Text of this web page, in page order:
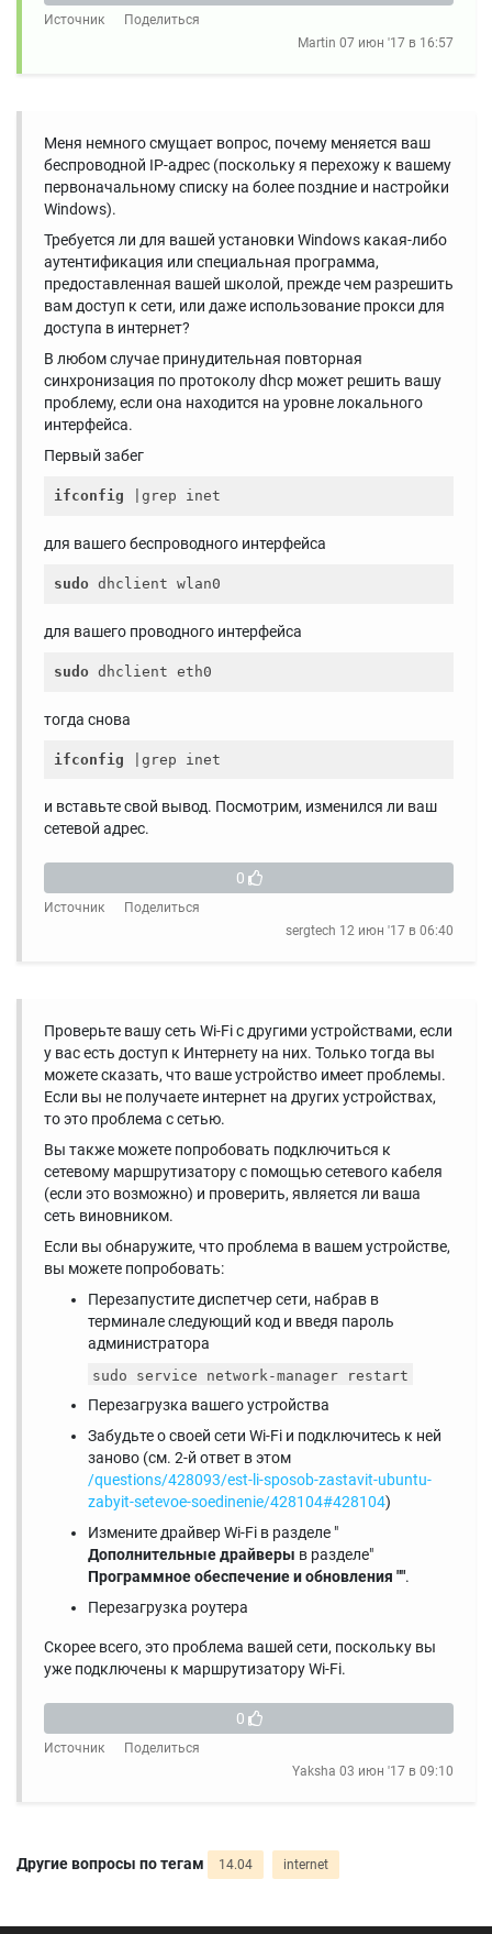
Источник
Поделиться
Martin 07 июн '17 в 16:57
Меня немного смущает вопрос, почему меняется ваш
беспроводной IP-адрес (поскольку я перехожу к вашему
первоначальному списку на более поздние и настройки
Windows).
Требуется ли для вашей установки Windows какая-либо
аутентификация или специальная программа,
предоставленная вашей школой, прежде чем разрешить
вам доступ к сети, или даже использование прокси для
доступа в интернет?
В любом случае принудительная повторная
синхронизация по протоколу dhcp может решить вашу
проблему, если она находится на уровне локального
интерфейса.
Первый забег
ifconfig
для вашего беспроводного интерфейса
sudo
для вашего проводного интерфейса
sudo
тогда снова
ifconfig
и вставьте свой вывод. Посмотрим, изменился ли ваш
сетевой адрес.
0
Источник
Поделиться
sergtech 12 июн '17 в 06:40
Проверьте вашу сеть Wi-Fi с другими устройствами, если
у вас есть доступ к Интернету на них. Только тогда вы
можете сказать, что ваше устройство имеет проблемы.
Если вы не получаете интернет на других устройствах,
то это проблема с сетью.
Вы также можете попробовать подключиться к
сетевому маршрутизатору с помощью сетевого кабеля
(если это возможно) и проверить, является ли ваша
сеть виновником.
Если вы обнаружите, что проблема в вашем устройстве,
вы можете попробовать:
Перезапустите диспетчер сети, набрав в
терминале следующий код и введя пароль
администратора
sudo service network-manager restart
Перезагрузка вашего устройства
Забудьте о своей сети Wi-Fi и подключитесь к ней
заново (см. 2-й ответ в этом
/questions/428093/est-li-sposob-zastavit-ubuntu-
zabyit-setevoe-soedinenie/428104#428104)
Измените драйвер Wi-Fi в разделе "
Дополнительные драйверы в разделе"
Программное обеспечение и обновления "".
Перезагрузка роутера
Скорее всего, это проблема вашей сети, поскольку вы
уже подключены к маршрутизатору Wi-Fi.
0
Источник
Поделиться
Yaksha 03 июн '17 в 09:10
Другие вопросы по тегам 14.04 internet